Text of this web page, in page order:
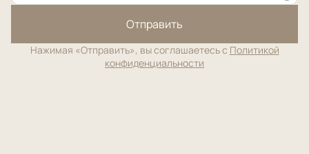
Отправить
Нажимая «Отправить», вы соглашаетесь с Политикой
конфиденциальности